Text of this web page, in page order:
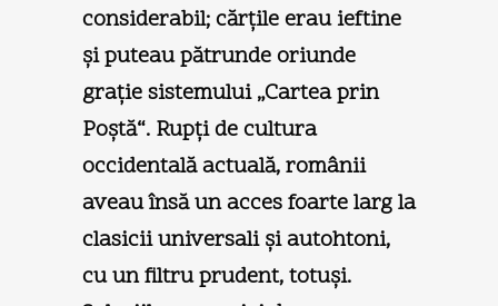
considerabil; cărţile erau ieftine
şi puteau pătrunde oriunde
graţie sistemului „Cartea prin
Poştă“. Rupţi de cultura
occidentală actuală, românii
aveau însă un acces foarte larg la
clasicii universali şi autohtoni,
cu un filtru prudent, totuşi.